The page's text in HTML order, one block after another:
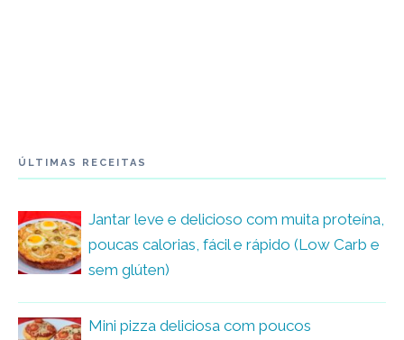
ÚLTIMAS RECEITAS
Jantar leve e delicioso com muita proteína,
poucas calorias, fácil e rápido (Low Carb e
sem glúten)
Mini pizza deliciosa com poucos